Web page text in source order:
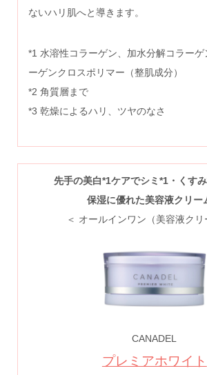
ないハリ肌へと導きます。
*1 水溶性コラーゲン、加水分解コラーゲ
ーゲンクロスポリマー（整肌成分）
*2 角質層まで
*3 乾燥によるハリ、ツヤのなさ
先手の美白*1ケアでシミ*1 ・くすみ
保湿に優れた美容液クリー
＜ オールインワン（美容液クリ
CANADEL
プレミアホワイト